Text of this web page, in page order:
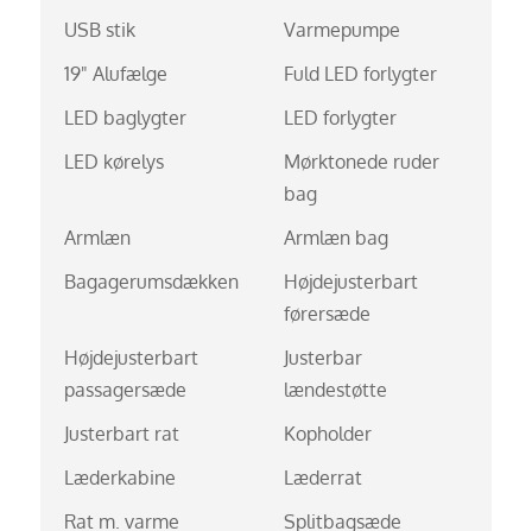
USB stik
Varmepumpe
19" Alufælge
Fuld LED forlygter
LED baglygter
LED forlygter
LED kørelys
Mørktonede ruder
bag
Armlæn
Armlæn bag
Bagagerumsdækken
Højdejusterbart
førersæde
Højdejusterbart
passagersæde
Justerbar
lændestøtte
Justerbart rat
Kopholder
Læderkabine
Læderrat
Rat m. varme
Splitbagsæde